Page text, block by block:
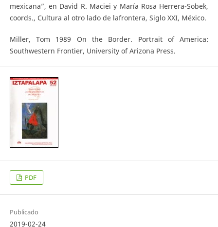
mexicana”, en David R. Maciei y María Rosa Herrera-Sobek,
coords., Cultura al otro lado de lafrontera, Siglo XXI, México.
Miller, Tom 1989 On the Border. Portrait of America:
Southwestern Frontier, University of Arizona Press.
PDF
Publicado
2019-02-24